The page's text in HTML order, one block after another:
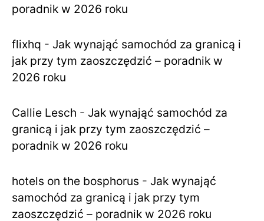
poradnik w 2026 roku
flixhq - Jak wynająć samochód za granicą i
jak przy tym zaoszczędzić – poradnik w
2026 roku
Callie Lesch - Jak wynająć samochód za
granicą i jak przy tym zaoszczędzić –
poradnik w 2026 roku
hotels on the bosphorus - Jak wynająć
samochód za granicą i jak przy tym
zaoszczędzić – poradnik w 2026 roku